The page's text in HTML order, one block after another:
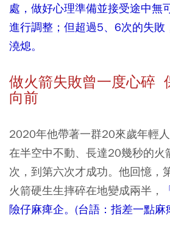
處，做好心理準備並接受途中無
進行調整；但超過5、6次的失敗
澆熄。
做火箭失敗曾一度心碎
向前
2020年他帶著一群20來歲年輕
在半空中不動、長達20幾秒的火
次，到第六次才成功。他回憶，
火箭硬生生摔碎在地變成兩半，
險仔麻痺企。(台語：指差一點麻